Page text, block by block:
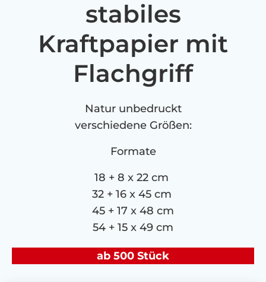
stabiles
Kraftpapier mit
Flachgriff
Natur unbedruckt
verschiedene Größen:
Formate
18 + 8 x 22 cm
32 + 16 x 45 cm
45 + 17 x 48 cm
54 + 15 x 49 cm
ab 500 Stück